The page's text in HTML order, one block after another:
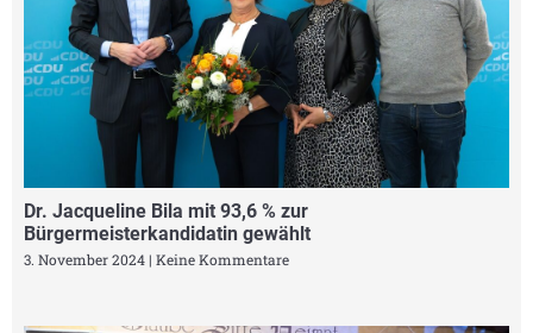
Dr. Jacqueline Bila mit 93,6 % zur
Bürgermeisterkandidatin gewählt
3. November 2024 Keine Kommentare